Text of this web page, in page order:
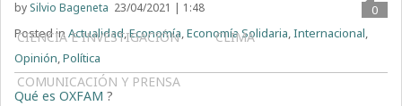
CIENCIA E INVESTIGACIÓN CLIMA
COMUNICACIÓN Y PRENSA
by Silvio Bageneta 23/04/2021 | 1:48
0
Posted inActualidad,Economía,Economía Solidaria,Internacional,
Opinión,Política
Qué es OXFAM ?